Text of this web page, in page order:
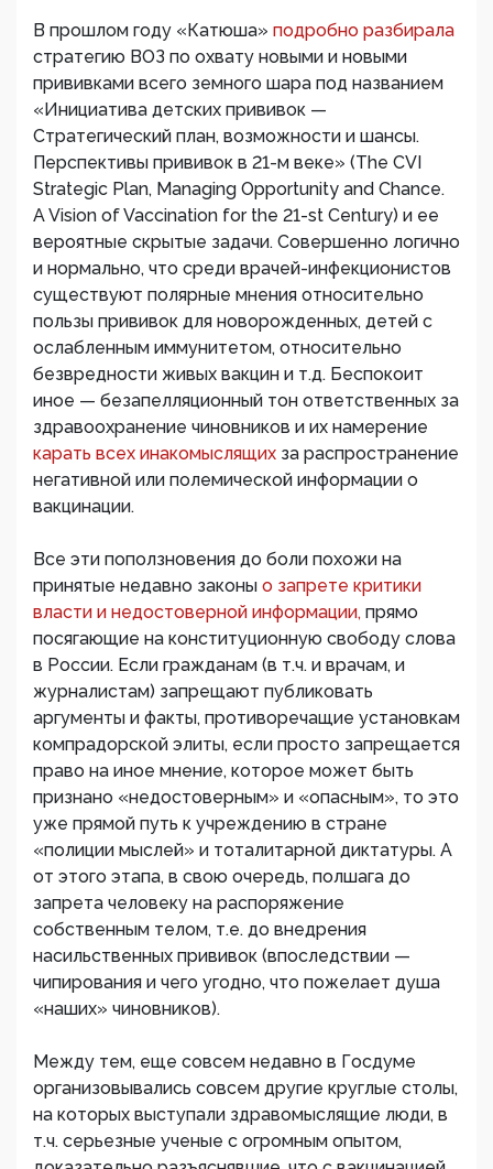
В прошлом году «Катюша» подробно разбирала
стратегию ВОЗ по охвату новыми и новыми
прививками всего земного шара под названием
«Инициатива детских прививок —
Стратегический план, возможности и шансы.
Перспективы прививок в 21-м веке» (The CVI
Strategic Plan, Managing Opportunity and Chance.
A Vision of Vaccination for the 21-st Century) и ее
вероятные скрытые задачи. Совершенно логично
и нормально, что среди врачей-инфекционистов
существуют полярные мнения относительно
пользы прививок для новорожденных, детей с
ослабленным иммунитетом, относительно
безвредности живых вакцин и т.д. Беспокоит
иное — безапелляционный тон ответственных за
здравоохранение чиновников и их намерение
карать всех инакомыслящих за распространение
негативной или полемической информации о
вакцинации.
Все эти поползновения до боли похожи на
принятые недавно законы о запрете критики
власти и недостоверной информации, прямо
посягающие на конституционную свободу слова
в России. Если гражданам (в т.ч. и врачам, и
журналистам) запрещают публиковать
аргументы и факты, противоречащие установкам
компрадорской элиты, если просто запрещается
право на иное мнение, которое может быть
признано «недостоверным» и «опасным», то это
уже прямой путь к учреждению в стране
«полиции мыслей» и тоталитарной диктатуры. А
от этого этапа, в свою очередь, полшага до
запрета человеку на распоряжение
собственным телом, т.е. до внедрения
насильственных прививок (впоследствии —
чипирования и чего угодно, что пожелает душа
«наших» чиновников).
Между тем, еще совсем недавно в Госдуме
организовывались совсем другие круглые столы,
на которых выступали здравомыслящие люди, в
т.ч. серьезные ученые с огромным опытом,